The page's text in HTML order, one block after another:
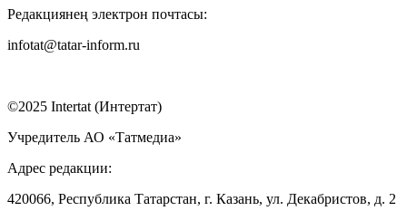
Редакциянең электрон почтасы:
infotat@tatar-inform.ru
©2025 Intertat (Интертат)
Учредитель АО «Татмедиа»
Адрес редакции:
420066, Республика Татарстан, г. Казань, ул. Декабристов, д. 2